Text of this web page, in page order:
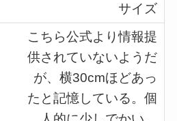
サイズ
こちら公式より情報提
供されていないようだ
が、横30cmほどあっ
たと記憶している。個